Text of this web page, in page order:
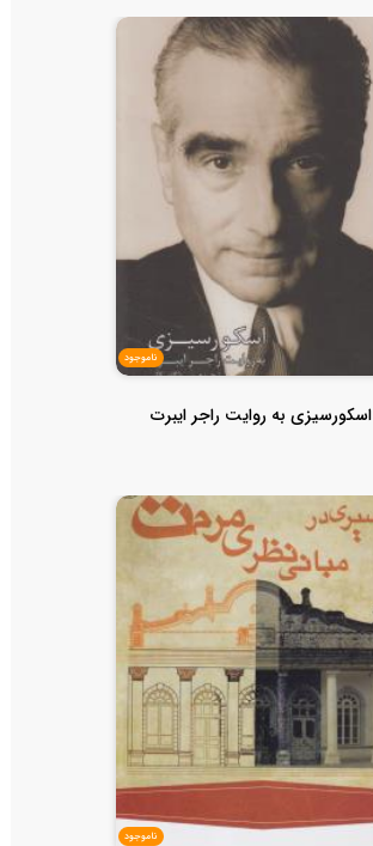
ناموجود
اسکورسیزی به روایت راجر ایبرت
ناموجود